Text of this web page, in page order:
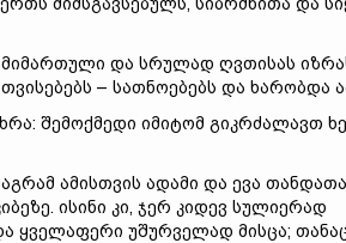
და სრულად ღვთისას
– სათნოებებს და ხარობდა
შემოქმედი იმიტომ გიკრძალავთ
ამისთვის ადამი და ევა
ისინი კი, ჯერ კიდევ სულიერად
ყველაფერი უშურველად მისცა;